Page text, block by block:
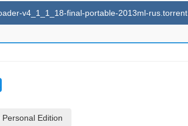
v4_1_1_18-final-portable-2013ml-rus.torrent
Edition